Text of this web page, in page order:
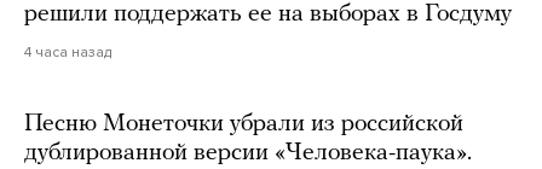
решили поддержать ее на выборах в Госдуму
4 часа назад
Песню Монеточки убрали из российской
дублированной версии «Человека-паука».